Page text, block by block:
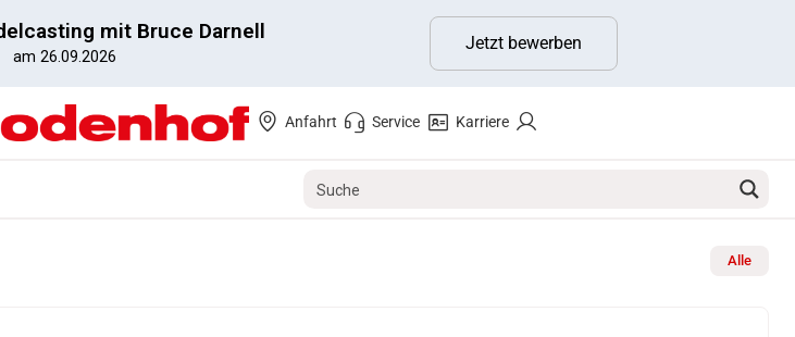
mit Bruce Darnell
am 26.09.2026
Jetzt bewerben
Anfahrt Service Karriere
Alle